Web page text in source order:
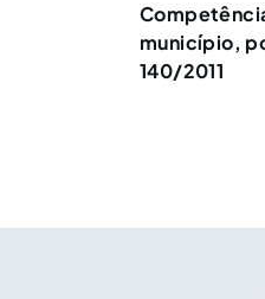
município,
140/2011